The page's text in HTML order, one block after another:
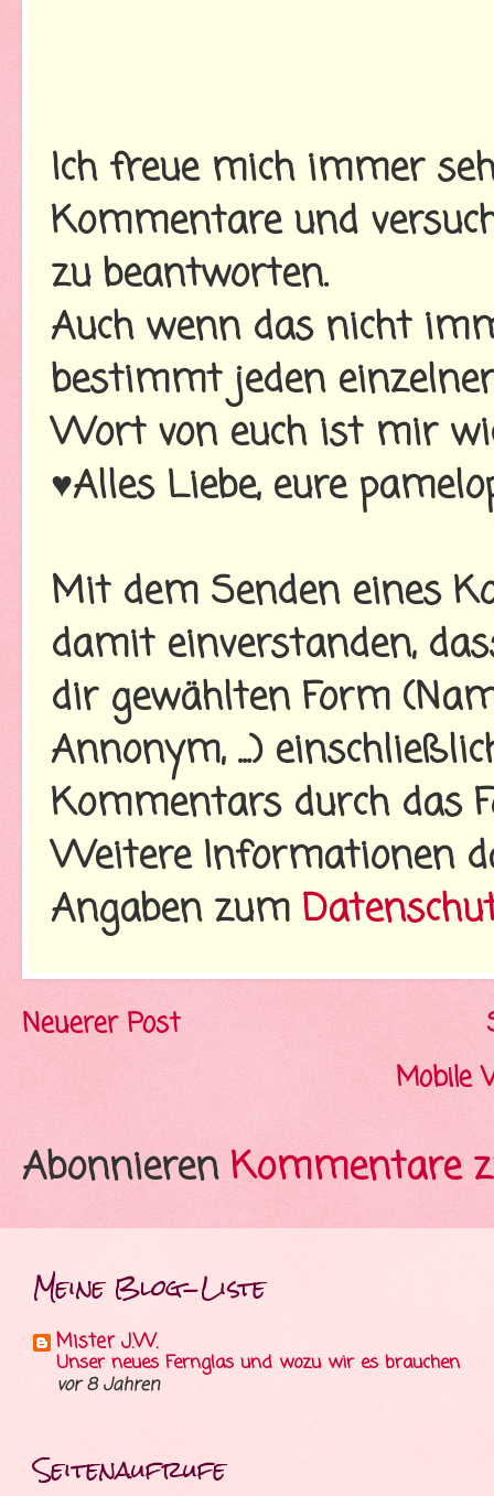
Ich freue mich immer
Kommentare und
zu beantworten.
Auch wenn das nicht
bestimmt jeden
Wort von euch ist mir
♥Alles Liebe, eure
Mit dem Senden eines
damit einverstanden,
dir gewählten Form
Annonym, ...)
Kommentars durch das
Weitere Informationen
Angaben zum
Neuerer Post
Mobile
Abonnieren Kommentare
Meine Blog-Liste
Mister J.W.
Unser neues Fernglas und wozu wir es brauchen
vor 8 Jahren
Seitenaufrufe